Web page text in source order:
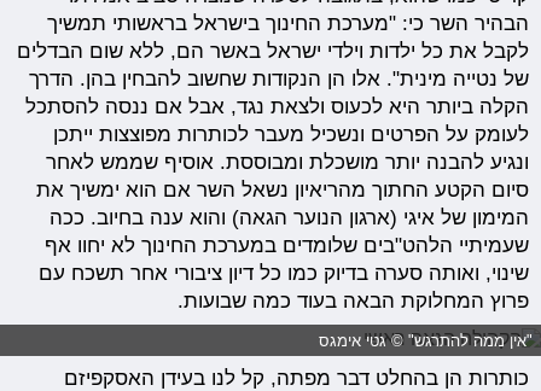
הבהיר השר כי: "מערכת החינוך בישראל בראשותי תמשיך
לקבל את כל ילדות וילדי ישראל באשר הם, ללא שום הבדלים
של נטייה מינית". אלו הן הנקודות שחשוב להבחין בהן. הדרך
הקלה ביותר היא לכעוס ולצאת נגד, אבל אם ננסה להסתכל
לעומק על הפרטים ונשכיל מעבר לכותרות מפוצצות ייתכן
ונגיע להבנה יותר מושכלת ומבוססת. אוסיף שממש לאחר
סיום הקטע החתוך מהריאיון נשאל השר אם הוא ימשיך את
המימון של איגי (ארגון הנוער הגאה) והוא ענה בחיוב. ככה
שעמיתיי הלהט"בים שלומדים במערכת החינוך לא יחוו אף
שינוי, ואותה סערה בדיוק כמו כל דיון ציבורי אחר תשכח עם
פרוץ המחלוקת הבאה בעוד כמה שבועות.
"אין ממה להתרגש" © גטי אימגס
כותרות הן בהחלט דבר מפתה, קל לנו בעידן האסקפיזם